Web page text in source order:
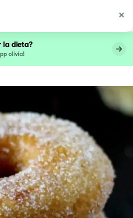
la dieta?
olivia!